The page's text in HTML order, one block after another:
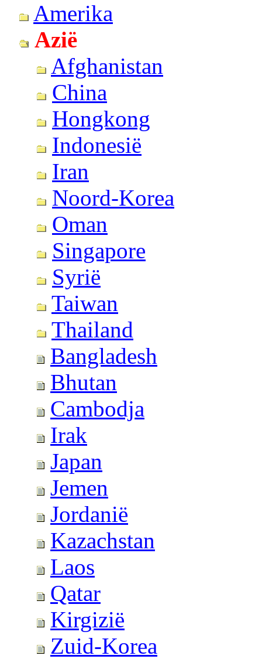
Amerika
Azië
Afghanistan
China
Hongkong
Indonesië
Iran
Noord-Korea
Oman
Singapore
Syrië
Taiwan
Thailand
Bangladesh
Bhutan
Cambodja
Irak
Japan
Jemen
Jordanië
Kazachstan
Laos
Qatar
Kirgizië
Zuid-Korea